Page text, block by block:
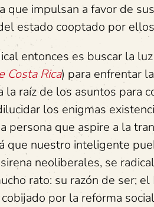
que impulsan a favor de
estado cooptado por
es buscar la luz
Costa Rica) para enfrentar
la raíz de los asuntos para
los enigmas
persona que aspire a la
que nuestro inteligente
neoliberales, se
rato: su razón de ser;
por la reforma